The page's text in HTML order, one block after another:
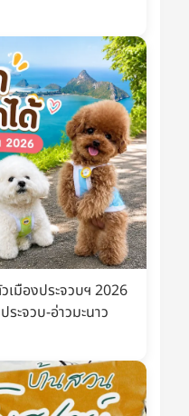
ข็นแฝด 2 กล่องนั่งสบาย
หนก็สะดวก
ย เข็นลื่น ไม่สะดุด เดินห้าง เดิน
ได้ทุกที่
3,590 บาท
เช็กราคาล่าสุด ก่อนของหมด
สั่งเลย
มืองประจวบฯ 2026
ะจวบ-อ่าวมะนาว